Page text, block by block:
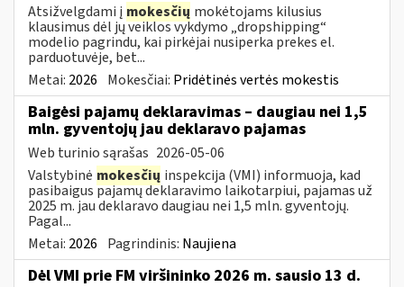
Atsižvelgdami į mokesčių mokėtojams kilusius
klausimus dėl jų veiklos vykdymo „dropshipping“
modelio pagrindu, kai pirkėjai nusiperka prekes el.
parduotuvėje, bet...
Metai: 2026 Mokesčiai: Pridėtinės vertės mokestis
Baigėsi pajamų deklaravimas – daugiau nei 1,5
mln. gyventojų jau deklaravo pajamas
Web turinio sąrašas 2026-05-06
Valstybinė mokesčių inspekcija (VMI) informuoja, kad
pasibaigus pajamų deklaravimo laikotarpiui, pajamas už
2025 m. jau deklaravo daugiau nei 1,5 mln. gyventojų.
Pagal...
Metai: 2026 Pagrindinis: Naujiena
Dėl VMI prie FM viršininko 2026 m. sausio 13 d.